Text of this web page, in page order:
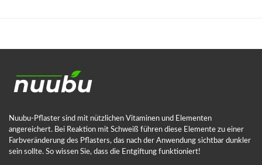
Nuubu-Pflaster sind mit nützlichen Vitaminen und Elementen
angereichert. Bei Reaktion mit Schweiß führen diese Elemente zu einer
Farbveränderung des Pflasters, das nach der Anwendung sichtbar dunkler
sein sollte. So wissen Sie, dass die Entgiftung funktioniert!